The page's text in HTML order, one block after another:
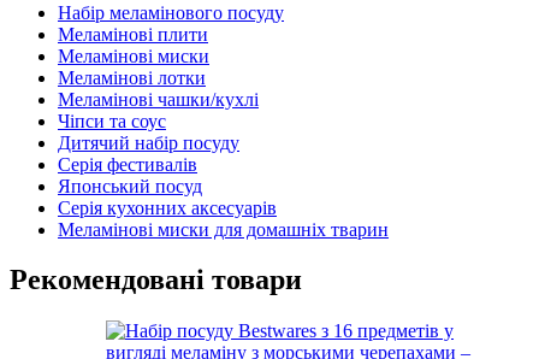
Набір меламінового посуду
Меламінові плити
Меламінові миски
Меламінові лотки
Меламінові чашки/кухлі
Чіпси та соус
Дитячий набір посуду
Серія фестивалів
Японський посуд
Серія кухонних аксесуарів
Меламінові миски для домашніх тварин
Рекомендовані товари